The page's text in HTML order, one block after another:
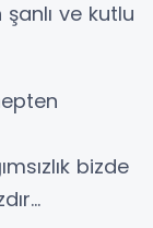
ve kutlu
bizde